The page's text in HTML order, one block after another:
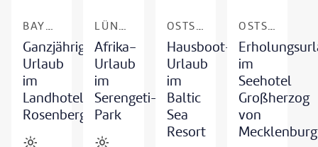
BAYERISCHER WALD - WEGSCHEID
Ganzjähriger
Urlaub
im
Landhotel
Rosenberger
LÜNEBURGER HEIDE - HODENHAGEN
Afrika-
Urlaub
im
Serengeti-
Park
OSTSEE - KRÖSLIN
Hausboot-
Urlaub
im
Baltic
Sea
Resort
OSTSEE - BOLTENHAGEN
im
Seehotel
Großherzog
von
Mecklenburg